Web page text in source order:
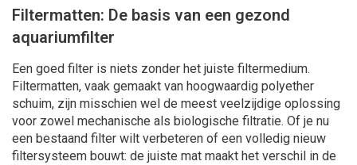
Filtermatten: De basis van een gezond
aquariumfilter
Een goed filter is niets zonder het juiste filtermedium.
Filtermatten, vaak gemaakt van hoogwaardig polyether
schuim, zijn misschien wel de meest veelzijdige oplossing
voor zowel mechanische als biologische filtratie. Of je nu
een bestaand filter wilt verbeteren of een volledig nieuw
filtersysteem bouwt: de juiste mat maakt het verschil in de